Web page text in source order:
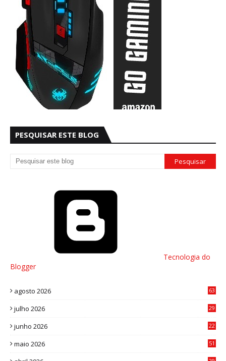
PESQUISAR ESTE BLOG
Tecnologia do
Blogger
agosto 2026 63
julho 2026
29
junho 2026
22
maio 2026
51